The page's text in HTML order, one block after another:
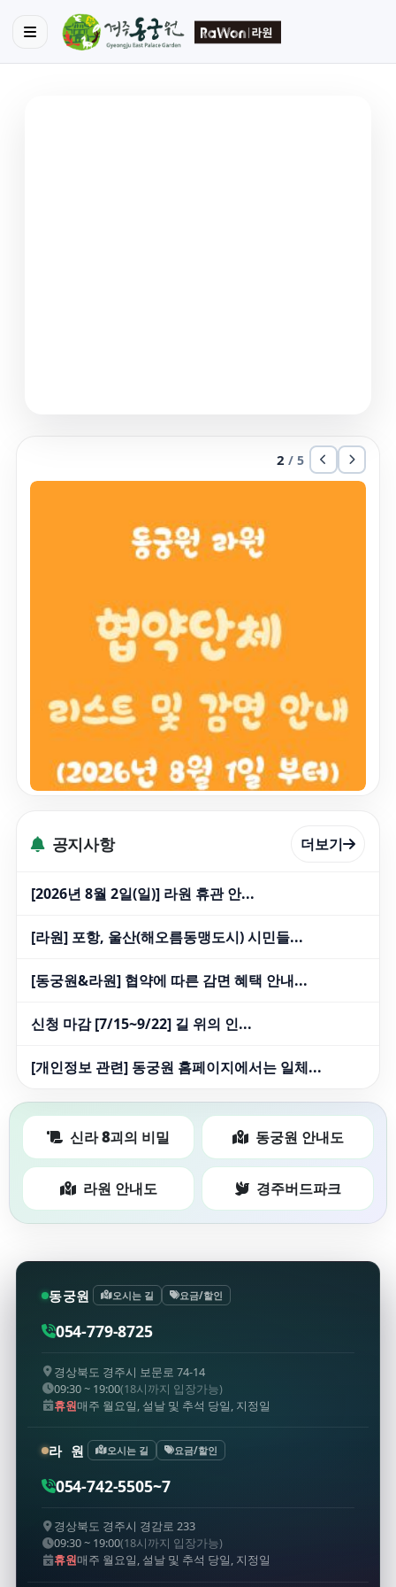
2 / 5
공지사항 더보기
[2026년 8월 2일(일)] 라원 휴관 안...
[라원] 포항, 울산(해오름동맹도시) 시민들...
[동궁원&라원] 협약에 따른 감면 혜택 안내...
신청 마감 [7/15~9/22] 길 위의 인...
[개인정보 관련] 동궁원 홈페이지에서는 일체...
신라 8괴의 비밀 동궁원 안내도
라원 안내도 경주버드파크
동궁원 오시는 길 요금/할인
054-779-8725
경상북도 경주시 보문로 74-14
09:30 ~ 19:00(18시까지 입장가능)
휴원매주 월요일, 설날 및 추석 당일, 지정일
라 원 오시는 길 요금/할인
054-742-5505~7
경상북도 경주시 경감로 233
09:30 ~ 19:00(18시까지 입장가능)
휴원매주 월요일, 설날 및 추석 당일, 지정일